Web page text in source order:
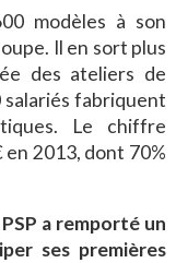
modèles à son
Il en sort plus
des ateliers de
salariés fabriquent
Le chiffre
en 2013, dont 70%
a remporté un
ses premières